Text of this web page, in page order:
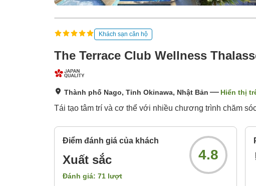
Khách sạn căn hộ
The Terrace Club Wellness
Thành phố Nago, Tỉnh Okinawa, Nhật Bản Hiển thị
Tái tạo tâm trí và cơ thể với nhiều chương trình chăm
Điểm đánh giá của khách
Xuất sắc
Đánh giá: 71 lượt
4.8